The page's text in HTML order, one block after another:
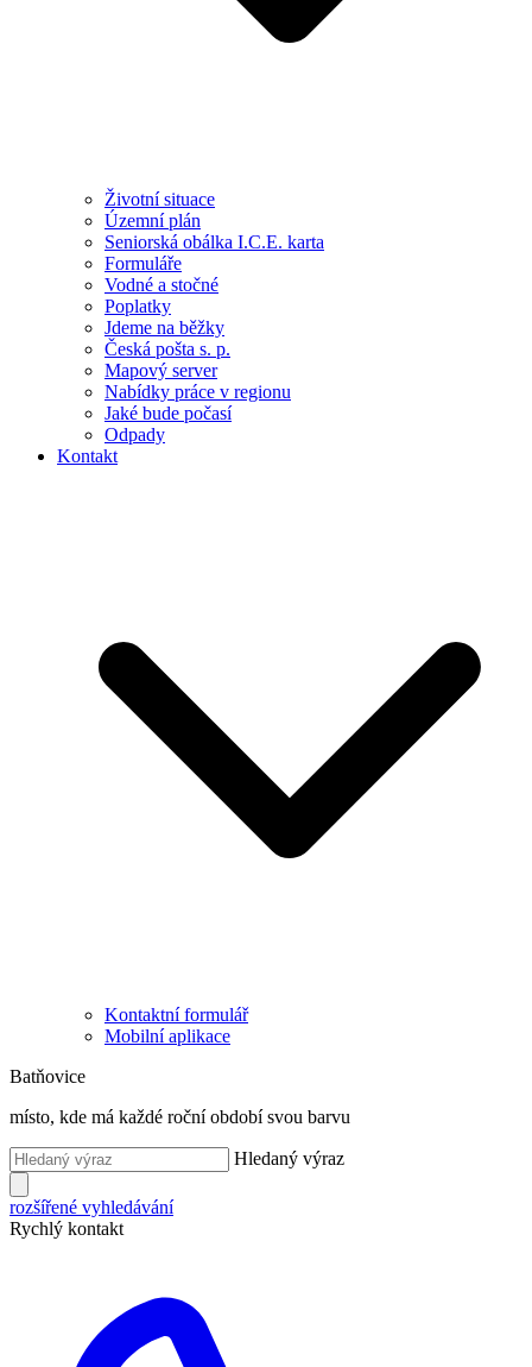
Životní situace
Územní plán
Seniorská obálka I.C.E. karta
Formuláře
Vodné a stočné
Poplatky
Jdeme na běžky
Česká pošta s. p.
Mapový server
Nabídky práce v regionu
Jaké bude počasí
Odpady
Kontakt
Kontaktní formulář
Mobilní aplikace
Batňovice
místo, kde má každé roční období svou barvu
Hledaný výraz
rozšířené vyhledávání
Rychlý kontakt